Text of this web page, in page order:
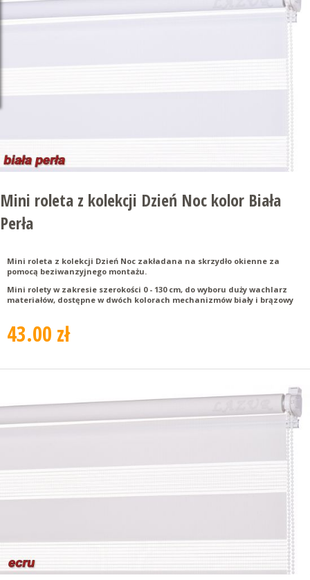
Mini roleta z kolekcji Dzień Noc kolor Biała
Perła
Mini roleta z kolekcji Dzień Noc zakładana na skrzydło okienne za
pomocą beziwanzyjnego montażu.
Mini rolety w zakresie szerokości 0 - 130 cm, do wyboru duży wachlarz
materiałów, dostępne w dwóch kolorach mechanizmów biały i brązowy
43.00 zł